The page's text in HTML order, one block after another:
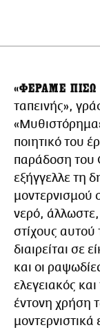
«ΦΕΡΑΜΕ ΠΙΣΩ
ταπεινής»,
ποιητικό του
παράδοση του
εξήγγελλε τη
μοντερνισμού
νερό,
στίχους αυτού
διαιρείται σε
και οι
ελεγειακός
έντονη χρήση